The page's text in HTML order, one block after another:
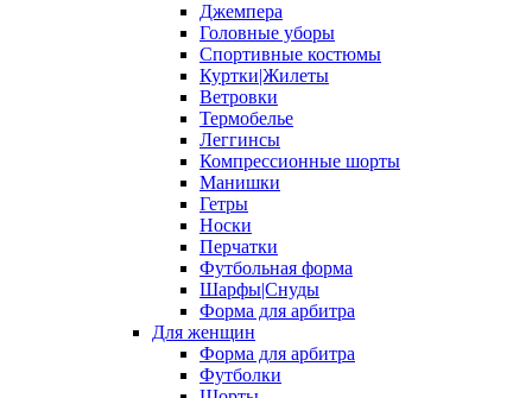
Джемпера
Головные уборы
Спортивные костюмы
Куртки|Жилеты
Ветровки
Термобелье
Леггинсы
Компрессионные шорты
Манишки
Гетры
Носки
Перчатки
Футбольная форма
Шарфы|Снуды
Форма для арбитра
Для женщин
Форма для арбитра
Футболки